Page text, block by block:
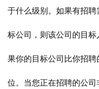
于什么级别。如果有招
标公司，则该公司的目
果你的目标公司比你招
位。当您正在招聘的公